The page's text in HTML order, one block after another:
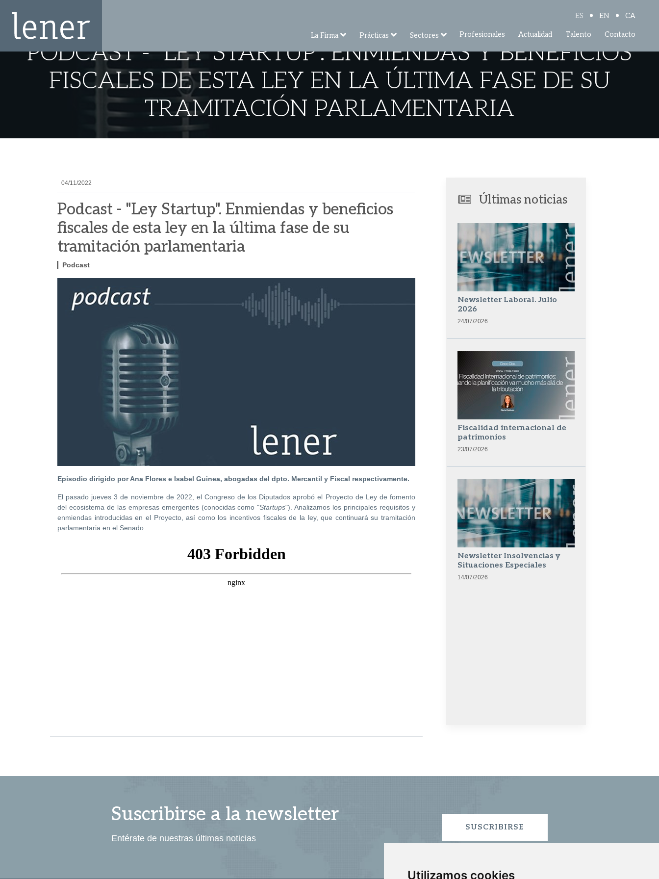
Utilizamos cookies
ES • EN • CA
La Firma Prácticas Sectores Profesionales Actualidad Talento Contacto
PODCAST - "LEY STARTUP". ENMIENDAS Y BENEFICIOS
FISCALES DE ESTA LEY EN LA ÚLTIMA FASE DE SU
TRAMITACIÓN PARLAMENTARIA
04/11/2022
Podcast - "Ley Startup". Enmiendas y beneficios
fiscales de esta ley en la última fase de su
tramitación parlamentaria
Podcast
Episodio dirigido por Ana Flores e Isabel Guinea, abogadas del dpto. Mercantil y Fiscal respectivamente.
El pasado jueves 3 de noviembre de 2022, el Congreso de los Diputados aprobó el Proyecto de Ley de fomento
del ecosistema de las empresas emergentes (conocidas como "Startups"). Analizamos los principales requisitos y
enmiendas introducidas en el Proyecto, así como los incentivos fiscales de la ley, que continuará su tramitación
parlamentaria en el Senado.
Últimas noticias
Newsletter Laboral. Julio
2026
24/07/2026
Fiscalidad internacional de
patrimonios
23/07/2026
Newsletter Insolvencias y
Situaciones Especiales
14/07/2026
Suscribirse a la newsletter
Entérate de nuestras últimas noticias
SUSCRIBIRSE